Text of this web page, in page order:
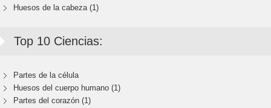
Huesos de la cabeza (1)
Top 10 Ciencias:
Partes de la célula
Huesos del cuerpo humano (1)
Partes del corazón (1)